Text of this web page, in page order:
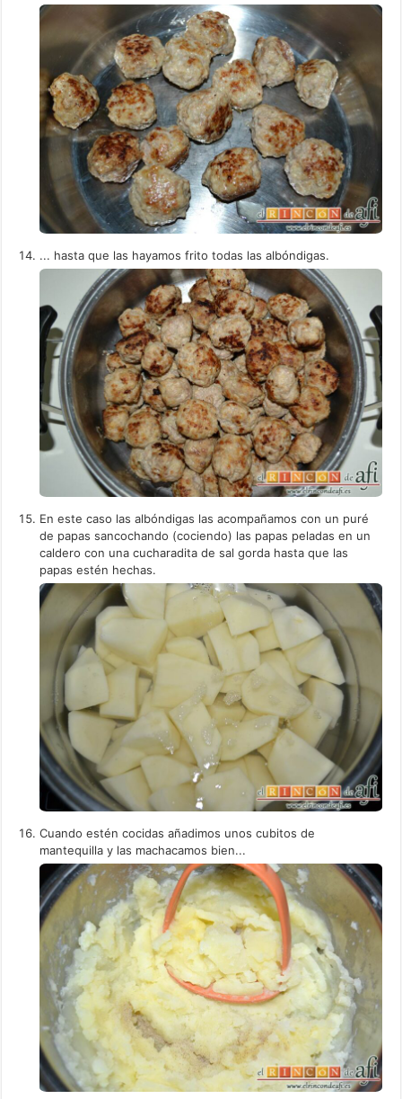
... hasta que las hayamos frito todas las albóndigas.
En este caso las albóndigas las acompañamos con un puré
de papas sancochando (cociendo) las papas peladas en un
caldero con una cucharadita de sal gorda hasta que las
papas estén hechas.
Cuando estén cocidas añadimos unos cubitos de
mantequilla y las machacamos bien...